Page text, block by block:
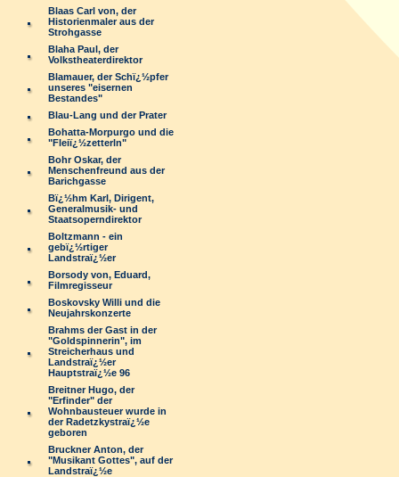
Blaas Carl von, der
Historienmaler aus der
Strohgasse
Blaha Paul, der
Volkstheaterdirektor
Blamauer, der Schï¿½pfer
unseres "eisernen
Bestandes"
Blau-Lang und der Prater
Bohatta-Morpurgo und die
"Fleiï¿½zetterln"
Bohr Oskar, der
Menschenfreund aus der
Barichgasse
Bï¿½hm Karl, Dirigent,
Generalmusik- und
Staatsoperndirektor
Boltzmann - ein
gebï¿½rtiger
Landstraï¿½er
Borsody von, Eduard,
Filmregisseur
Boskovsky Willi und die
Neujahrskonzerte
Brahms der Gast in der
"Goldspinnerin", im
Streicherhaus und
Landstraï¿½er
Hauptstraï¿½e 96
Breitner Hugo, der
"Erfinder" der
Wohnbausteuer wurde in
der Radetzkystraï¿½e
geboren
Bruckner Anton, der
"Musikant Gottes", auf der
Landstraï¿½e